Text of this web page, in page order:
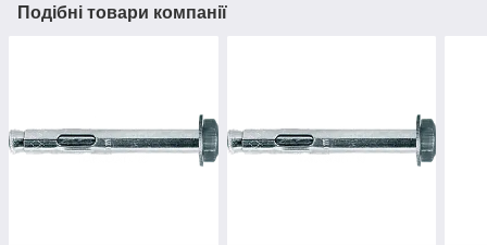
Подібні товари компанії